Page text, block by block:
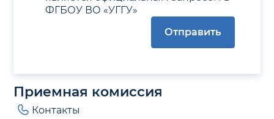
ФГБОУ ВО «УГГУ»
Отправить
Приемная комиссия
Контакты